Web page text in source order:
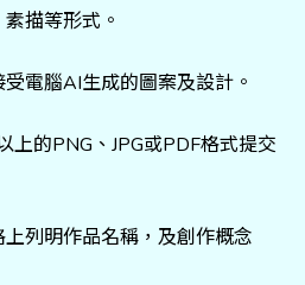
描等形式。
電腦AI生成的圖案及設計。
上的PNG、JPG或PDF格式提交
列明作品名稱，及創作概念